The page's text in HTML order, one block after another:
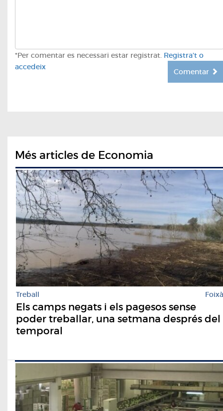
*Per comentar es necessari estar registrat. Registra't o
accedeix
Comentar
Més articles de Economia
Treball Foixà
Els camps negats i els pagesos sense
poder treballar, una setmana després del
temporal